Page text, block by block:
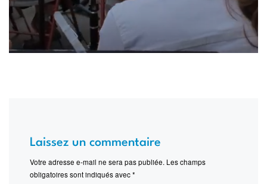
Laissez un commentaire
Votre adresse e-mail ne sera pas publiée. Les champs
obligatoires sont indiqués avec*